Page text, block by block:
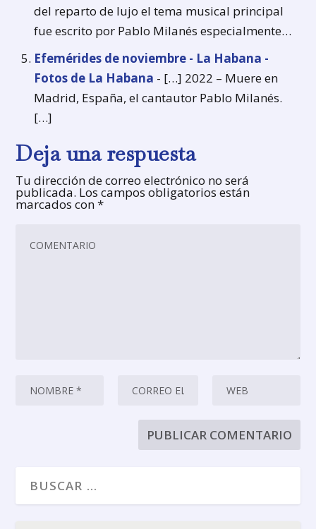
del reparto de lujo el tema musical principal
fue escrito por Pablo Milanés especialmente…
Efemérides de noviembre - La Habana -
Fotos de La Habana - […] 2022 – Muere en
Madrid, España, el cantautor Pablo Milanés.
[…]
Deja una respuesta
Tu dirección de correo electrónico no será
publicada. Los campos obligatorios están
marcados con*